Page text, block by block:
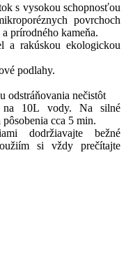
s vysokou schopnosťou
povrchoch
prírodného kameňa.
a rakúskou ekologickou
podlahy.
odstráňovania nečistôt
na 10L vody. Na silné
cca 5 min.
dodržiavajte bežné
si vždy prečítajte